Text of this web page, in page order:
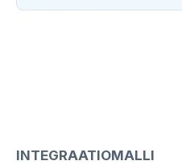
INTEGRAATIOMALLI